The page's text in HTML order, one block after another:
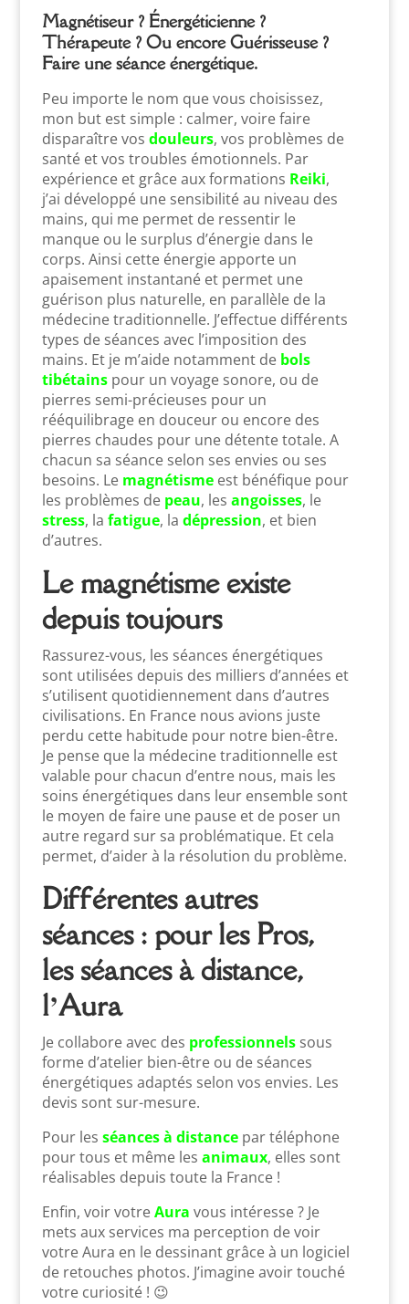
Magnétiseur? Énergéticienne?
Thérapeute? Ou encoreGuérisseuse ?
Faire une séance énergétique.
Peu importe le nom que vous choisissez,
mon but est simple : calmer, voire faire
disparaître vosdouleurs, vos problèmes de
santé et vos troubles émotionnels. Par
expérience et grâce aux formations Reiki,
j’ai développé une sensibilité au niveau des
mains, qui me permet de ressentir le
manque ou le surplus d’énergie dans le
corps. Ainsi cette énergie apporte un
apaisement instantané et permet une
guérison plus naturelle, en parallèle de la
médecine traditionnelle. J’effectue différents
types de séances avec l’imposition des
mains. Et je m’aide notamment de bols
tibétains pour un voyage sonore, ou de
pierres semi-précieuses pour un
rééquilibrage en douceur ou encore des
pierres chaudes pour une détente totale. A
chacun sa séance selon ses envies ou ses
besoins. Le magnétisme est bénéfique pour
les problèmes de peau, lesangoisses, le
stress, la fatigue, la dépression, et bien
d’autres.
Le magnétisme existe
depuis toujours
Rassurez-vous, les séances énergétiques
sont utilisées depuis des milliers d’années et
s’utilisent quotidiennement dans d’autres
civilisations. En France nous avions juste
perdu cette habitude pour notre bien-être.
Je pense que la médecine traditionnelle est
valable pour chacun d’entre nous, mais les
soins énergétiques dans leur ensemble sont
le moyen de faire une pause et de poser un
autre regard sur sa problématique. Et cela
permet, d’aider à la résolution du problème.
Différentes autres
séances : pour les Pros,
les séances à distance,
l’Aura
Je collabore avec des professionnels sous
forme d’atelier bien-être ou de séances
énergétiques adaptés selon vos envies. Les
devis sont sur-mesure.
Pour les séances à distance par téléphone
pour tous et même lesanimaux, elles sont
réalisables depuis toute la France !
Enfin, voir votreAura vous intéresse ? Je
mets aux services ma perception de voir
votre Aura en le dessinant grâce à un logiciel
de retouches photos. J’imagine avoir touché
votre curiosité ! 😉